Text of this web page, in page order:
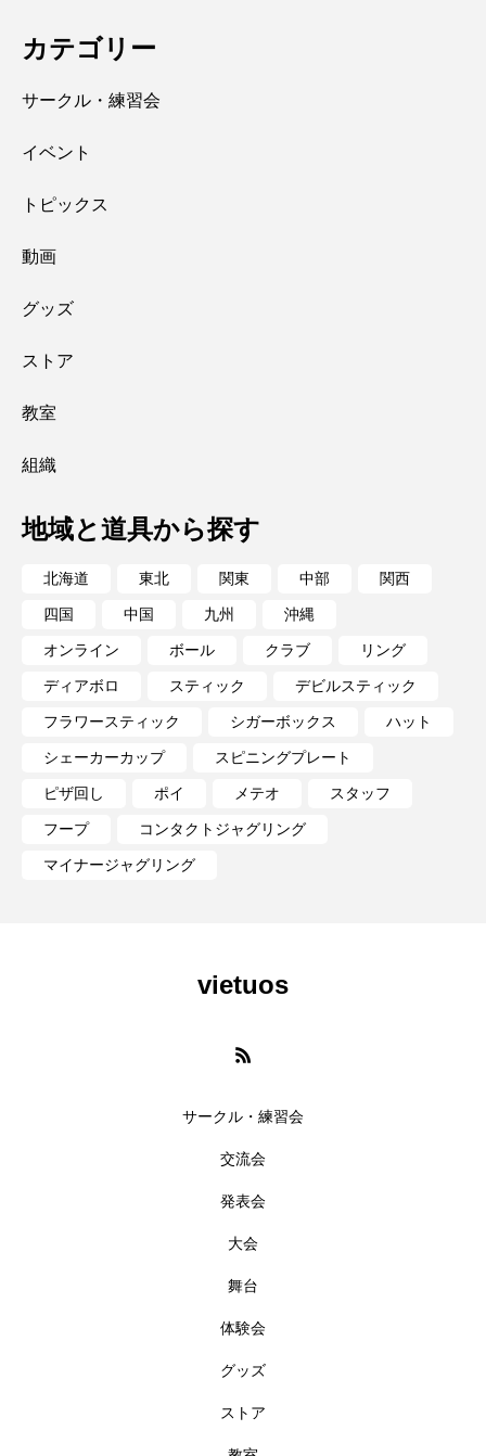
カテゴリー
サークル・練習会
イベント
トピックス
動画
グッズ
ストア
教室
組織
地域と道具から探す
北海道 東北 関東 中部 関西
四国 中国 九州 沖縄
オンライン ボール クラブ リング
ディアボロ スティック デビルスティック
フラワースティック シガーボックス ハット
シェーカーカップ スピニングプレート
ピザ回し ポイ メテオ スタッフ
フープ コンタクトジャグリング
マイナージャグリング
vietuos
サークル・練習会
交流会
発表会
大会
舞台
体験会
グッズ
ストア